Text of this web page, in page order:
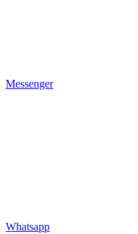
Messenger
Whatsapp